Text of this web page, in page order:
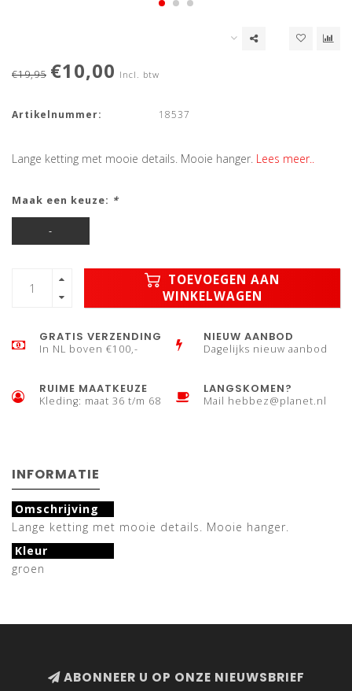
€19,95 €10,00 Incl. btw
Artikelnummer: 18537
Lange ketting met mooie details. Mooie hanger. Lees meer..
Maak een keuze: *
-
TOEVOEGEN AAN
WINKELWAGEN
GRATIS VERZENDING
In NL boven €100,-
NIEUW AANBOD
Dagelijks nieuw aanbod
RUIME MAATKEUZE
Kleding: maat 36 t/m 68
LANGSKOMEN?
Mail hebbez@planet.nl
INFORMATIE
Omschrijving
Lange ketting met mooie details. Mooie hanger.
Kleur
groen
ABONNEER U OP ONZE NIEUWSBRIEF